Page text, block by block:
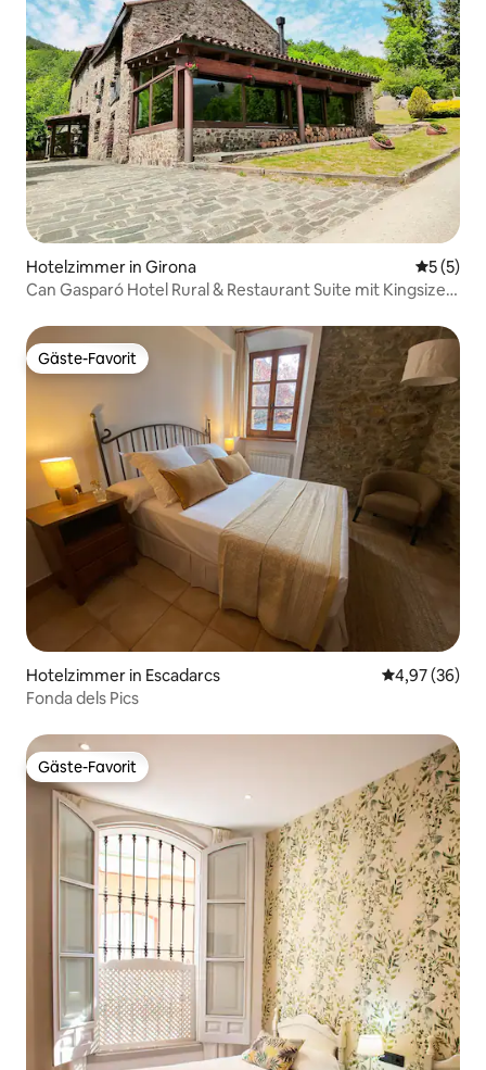
Hotelzimmer in Girona
5 (5)
Can Gasparó Hotel Rural & Restaurant Suite mit Kingsize-
Gäste-Favorit
Gäste-Favorit
Hotelzimmer in Escadarcs
4,97 (36)
Fonda dels Pics
Gäste-Favorit
Gäste-Favorit